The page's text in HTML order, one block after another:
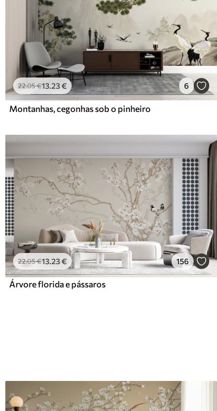
22.05€13.23€ 6
Montanhas, cegonhas sob o pinheiro
22.05€13.23€ 156
Árvore florida e pássaros